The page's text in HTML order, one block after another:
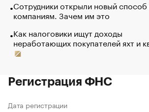
Сотрудники открыли новый способ
компаниям. Зачем им это
Как налоговики ищут доходы
неработающих покупателей яхт и
Регистрация ФНС
Дата регистрации